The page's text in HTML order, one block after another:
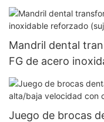
Mandril dental
FG de acero
aguja)
Juego de brocas